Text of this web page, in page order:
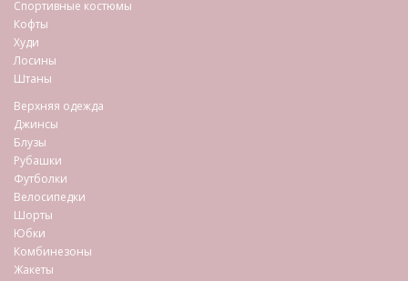
Спортивные костюмы
Кофты
Худи
Лосины
Штаны
Верхняя одежда
Джинсы
Блузы
Рубашки
Футболки
Велосипедки
Шорты
Юбки
Комбинезоны
Жакеты